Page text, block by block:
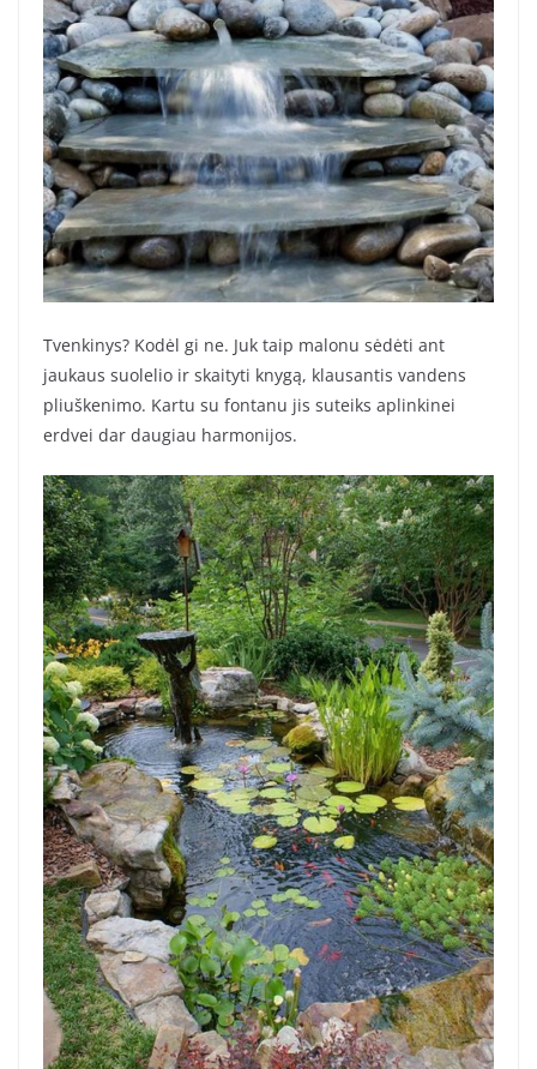
Tvenkinys? Kodėl gi ne. Juk taip malonu sėdėti ant
jaukaus suolelio ir skaityti knygą, klausantis vandens
pliuškenimo. Kartu su fontanu jis suteiks aplinkinei
erdvei dar daugiau harmonijos.